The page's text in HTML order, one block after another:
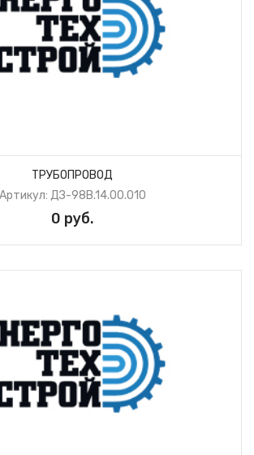
ТРУБОПРОВОД
Артикул: ДЗ-98В.14.00.010
0 руб.